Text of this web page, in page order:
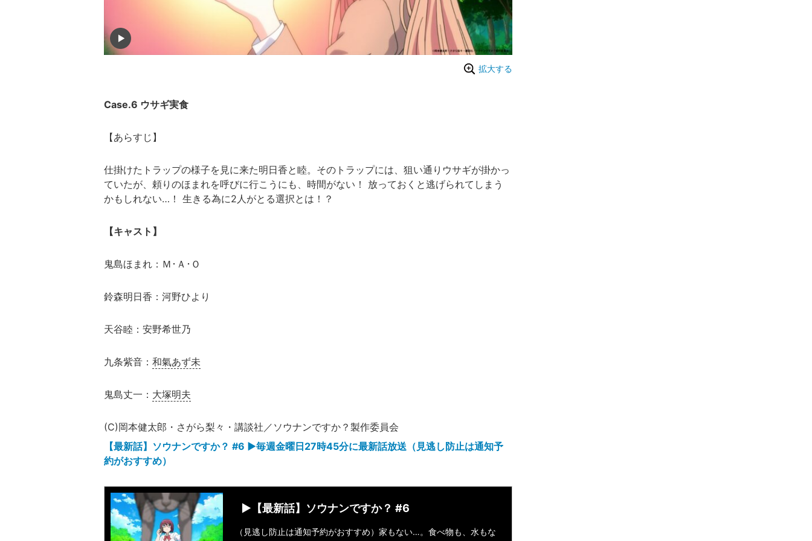
拡大する
Case.6 ウサギ実食
【あらすじ】
仕掛けたトラップの様子を見に来た明日香と睦。そのトラップには、狙い通りウサギが掛かっ
ていたが、頼りのほまれを呼びに行こうにも、時間がない！ 放っておくと逃げられてしまう
かもしれない…！ 生きる為に2人がとる選択とは！？
【キャスト】
鬼島ほまれ：Ｍ･Ａ･Ｏ
鈴森明日香：河野ひより
天谷睦：安野希世乃
九条紫音： 和氣あず未
鬼島丈一： 大塚明夫
(C)岡本健太郎・さがら梨々・講談社／ソウナンですか？製作委員会
【最新話】ソウナンですか？ #6 ▶︎毎週金曜日27時45分に最新話放送（見逃し防止は通知予
約がおすすめ）
▶︎【最新話】ソウナンですか？ #6
（見逃し防止は通知予約がおすすめ）家もない…。食べ物も、水もな